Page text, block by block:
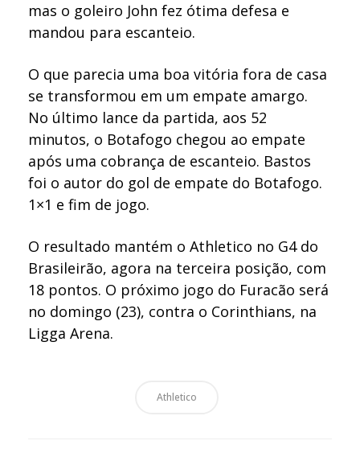
mas o goleiro John fez ótima defesa e
mandou para escanteio.
O que parecia uma boa vitória fora de casa
se transformou em um empate amargo.
No último lance da partida, aos 52
minutos, o Botafogo chegou ao empate
após uma cobrança de escanteio. Bastos
foi o autor do gol de empate do Botafogo.
1×1 e fim de jogo.
O resultado mantém o Athletico no G4 do
Brasileirão, agora na terceira posição, com
18 pontos. O próximo jogo do Furacão será
no domingo (23), contra o Corinthians, na
Ligga Arena.
Athletico